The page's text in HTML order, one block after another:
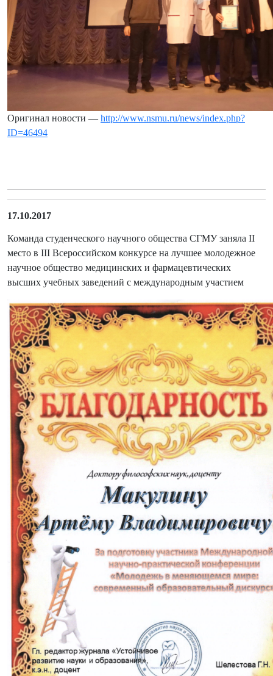
Оригинал новости — http://www.nsmu.ru/news/index.php?
ID=46494
17.10.2017
Команда студенческого научного общества СГМУ заняла II
место в III Всероссийском конкурсе на лучшее молодежное
научное общество медицинских и фармацевтических
высших учебных заведений с международным участием